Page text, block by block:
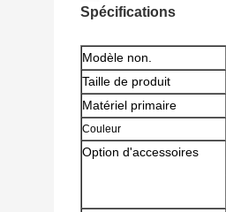
Spécifications
Modèle non.
Taille de produit
Matériel primaire
Couleur
Option d'accessoires